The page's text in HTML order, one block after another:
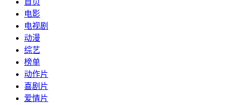
首页
电影
电视剧
动漫
综艺
榜单
动作片
喜剧片
爱情片